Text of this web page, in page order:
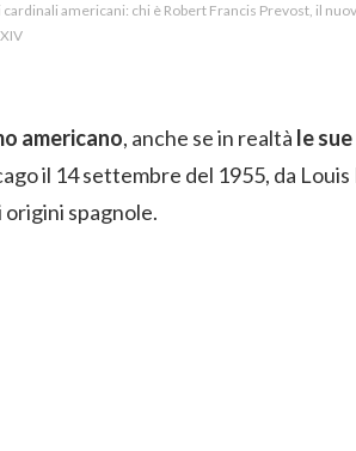
americani: chi è Robert Francis Prevost, il
XIV
americano, anche se in realtà le
il 14 settembre del 1955, da
spagnole.